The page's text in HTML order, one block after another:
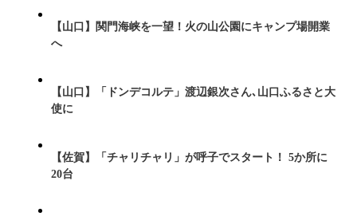
【山口】関門海峡を一望！火の山公園にキャンプ場開業
へ
【山口】「ドンデコルテ」渡辺銀次さん､山口ふるさと大
使に
【佐賀】「チャリチャリ」が呼子でスタート！ 5か所に
20台